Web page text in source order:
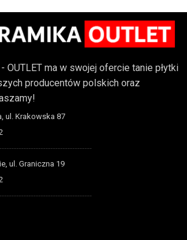
OUTLET ma w swojej ofercie tanie płytki
producentów polskich oraz
ul. Krakowska 87
ul. Graniczna 19